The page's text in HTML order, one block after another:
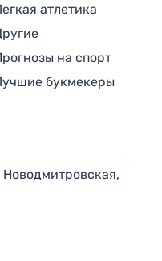
атлетика
на спорт
букмекеры
Новодмитровская,